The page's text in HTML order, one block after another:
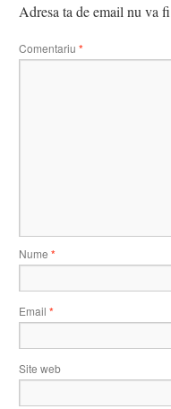
Adresa ta de email nu va
Comentariu *
Nume *
Email *
Site web